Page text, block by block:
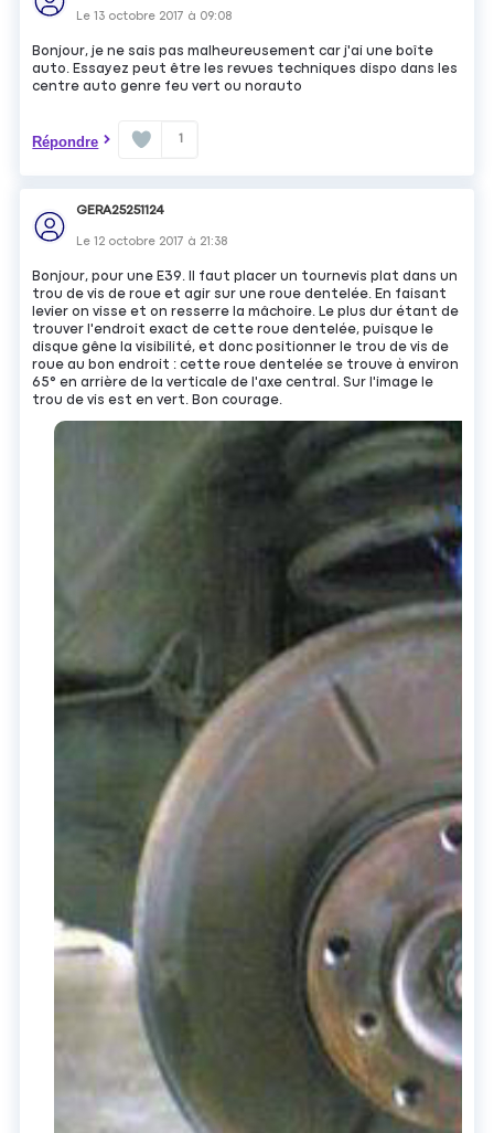
Le13 octobre 2017 à 09:08
Bonjour, je ne sais pas malheureusement car j'ai une boîte
auto. Essayez peut être les revues techniques dispo dans les
centre auto genre feu vert ou norauto
Répondre 1
GERA25251124
Le12 octobre 2017 à 21:38
Bonjour, pour une E39. Il faut placer un tournevis plat dans un
trou de vis de roue et agir sur une roue dentelée. En faisant
levier on visse et on resserre la mâchoire. Le plus dur étant de
trouver l'endroit exact de cette roue dentelée, puisque le
disque gêne la visibilité, et donc positionner le trou de vis de
roue au bon endroit : cette roue dentelée se trouve à environ
65° en arrière de la verticale de l'axe central. Sur l'image le
trou de vis est en vert. Bon courage.